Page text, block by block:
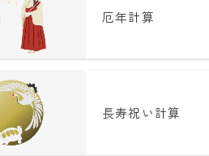
厄年計算
長寿祝い計算